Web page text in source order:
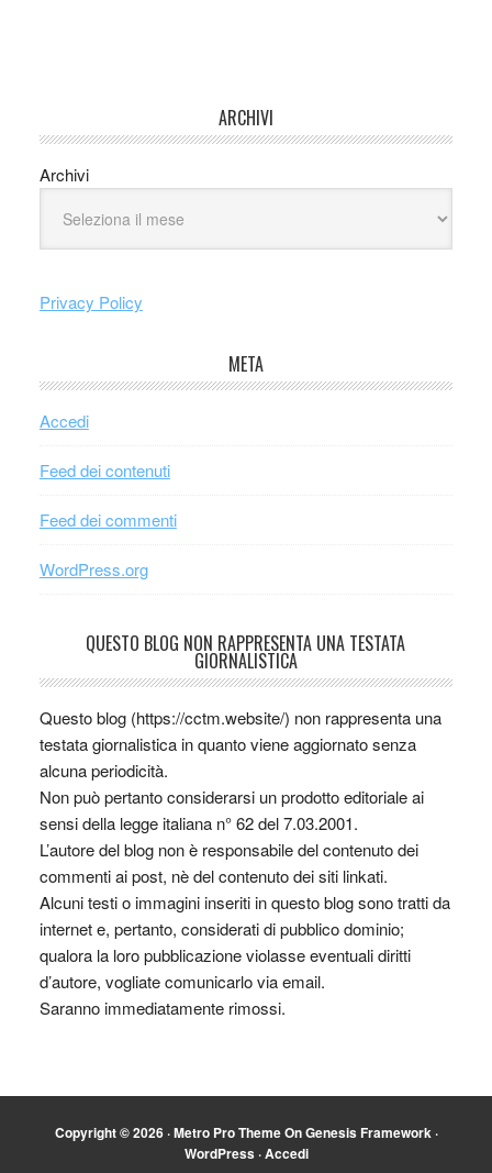
ARCHIVI
Archivi
Privacy Policy
META
Accedi
Feed dei contenuti
Feed dei commenti
WordPress.org
QUESTO BLOG NON RAPPRESENTA UNA TESTATA
GIORNALISTICA
Questo blog (https://cctm.website/) non rappresenta una
testata giornalistica in quanto viene aggiornato senza
alcuna periodicità.
Non può pertanto considerarsi un prodotto editoriale ai
sensi della legge italiana n° 62 del 7.03.2001.
L’autore del blog non è responsabile del contenuto dei
commenti ai post, nè del contenuto dei siti linkati.
Alcuni testi o immagini inseriti in questo blog sono tratti da
internet e, pertanto, considerati di pubblico dominio;
qualora la loro pubblicazione violasse eventuali diritti
d’autore, vogliate comunicarlo via email.
Saranno immediatamente rimossi.
Copyright © 2026 ·Metro Pro ThemeOnGenesis Framework·
WordPress·Accedi